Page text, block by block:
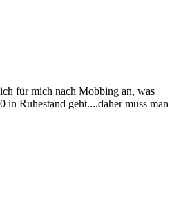
für mich nach Mobbing an, was
Ruhestand geht....daher muss man